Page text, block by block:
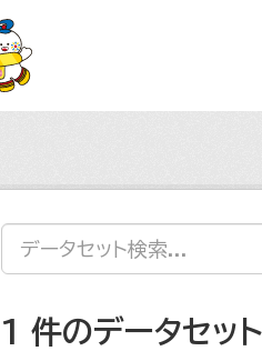
1 件のデータセッ